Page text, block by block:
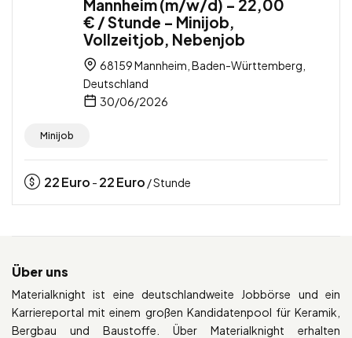
Mannheim (m/w/d) – 22,00
€ / Stunde – Minijob,
Vollzeitjob, Nebenjob
68159 Mannheim, Baden-Württemberg,
Deutschland
30/06/2026
Minijob
22Euro - 22Euro / Stunde
Über uns
Materialknight ist eine deutschlandweite Jobbörse und ein
Karriereportal mit einem großen Kandidatenpool für Keramik,
Bergbau und Baustoffe. Über Materialknight erhalten